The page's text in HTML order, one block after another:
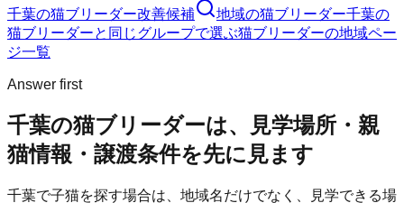
千葉の猫ブリーダー改善候補
地域の猫ブリーダー千葉の
猫ブリーダーと同じグループで選ぶ猫ブリーダーの地域ペー
ジ一覧
Answer first
千葉の猫ブリーダーは、見学場所・親
猫情報・譲渡条件を先に見ます
千葉で子猫を探す場合は、地域名だけでなく、見学できる場